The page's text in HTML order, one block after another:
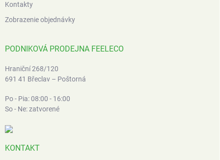
Kontakty
Zobrazenie objednávky
PODNIKOVÁ PRODEJNA FEELECO
Hraniční 268/120
691 41 Břeclav – Poštorná
Po - Pia: 08:00 - 16:00
So - Ne: zatvorené
KONTAKT